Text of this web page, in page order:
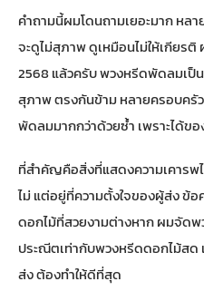
คำถามนี้ผมโดนถามเยอะมาก หล
จะดูไม่สุภาพ ดูเหมือนไม่ให้เกียร
2568 แล้วครับ พวงหรีดพัดลมเป็
สุภาพ ตรงกันข้าม หลายครอบค
พัดลมมากกว่าด้วยซ้ำ เพราะได้ขอ
ที่สำคัญคือสิ่งที่แสดงความเคาร
ไม่ แต่อยู่ที่ความตั้งใจของผู้ส่ง ข้
ดอกไม้ที่สวยงามต่างหาก ผมจัด
ประณีตเท่ากับพวงหรีดดอกไม้สด
ส่ง ต้องทำให้ดีที่สุด